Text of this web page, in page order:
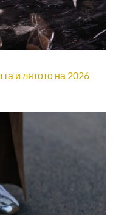
и лятото на 2026